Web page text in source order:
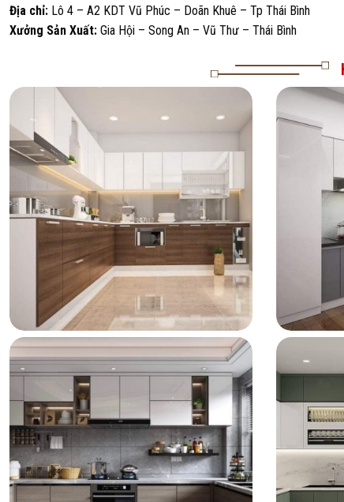
Địa chỉ:Lô 4 – A2 KDT Vũ Phúc – Doãn Khuê – Tp Thái Bình
Xưởng Sản Xuất:Gia Hội – Song An – Vũ Thư – Thái Bình